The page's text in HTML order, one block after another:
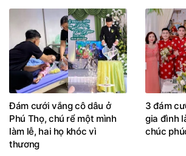
Đám cưới vắng cô dâu ở
Phú Thọ, chú rể một mình
làm lễ, hai họ khóc vì
thương
3 đám
gia đình
chúc